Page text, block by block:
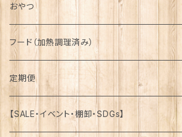
詰合せ-Assortment-
馬-Horse-
鹿-Venison-
鴨-Duck-
おやつ
詰合せ-Assortment-
馬-Horse-
鹿-Venison-
フード（加熱調理済み）
定期便
【SALE・イベント・棚卸・SDGs】